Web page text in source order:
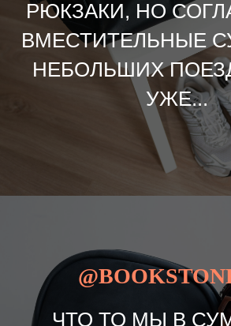
РЮКЗАКИ, НО
ВМЕСТИТЕЛЬНЫЕ
НЕБОЛЬШИХ
УЖЕ...
ЧТО ТО МЫ В